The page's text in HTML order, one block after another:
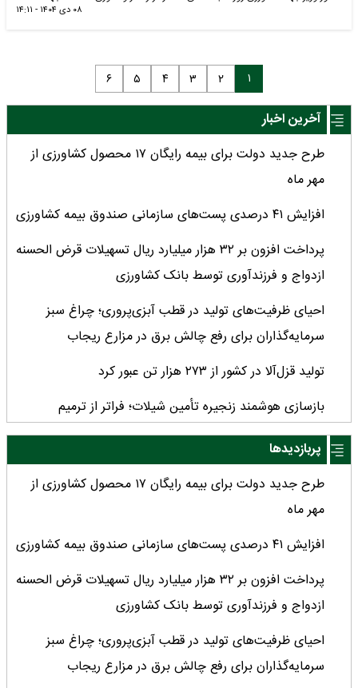
۰۸ دی ۱۴۰۴ - ۱۴:۱۱
۱ ۲ ۳ ۴ ۵ ۶
آخرین اخبار
طرح جدید دولت برای بیمه رایگان ۱۷ محصول کشاورزی از
مهر ماه
افزایش ۴۱ درصدی پست‌های سازمانی صندوق بیمه کشاورزی
پرداخت افزون بر ۳۲ هزار میلیارد ریال تسهیلات قرض الحسنه
ازدواج و فرزندآوری توسط بانک کشاورزی
احیای ظرفیت‌های تولید در قطب آبزی‌پروری؛ چراغ سبز
سرمایه‌گذاران برای رفع چالش برق در مزارع ریجاب
تولید قزل‌آلا در کشور از ۲۷۳ هزار تن عبور کرد
بازسازی هوشمند زنجیره تأمین شیلات؛ فراتر از ترمیم
زیرساخت‌ها
اقتدار یگان حفاظت در شمال کشور؛ عملیات موفق برای امنیت
غذایی ایران
کشور در دستان ناوگان آب‌های دور
کشف و ضبط ۴۵۰ تن فرآورده خام دامی منجمد در یک
سردخانه به دلیل انحراف دمای نگهداری از محدوده مجاز
انجام بیش از ۳ هزار و ۶۰۰ بازدید و نمونه‌برداری از واحدهای
پرورش طیور در آذربایجان شرقی
پربازدیدها
طرح جدید دولت برای بیمه رایگان ۱۷ محصول کشاورزی از
مهر ماه
افزایش ۴۱ درصدی پست‌های سازمانی صندوق بیمه کشاورزی
پرداخت افزون بر ۳۲ هزار میلیارد ریال تسهیلات قرض الحسنه
ازدواج و فرزندآوری توسط بانک کشاورزی
احیای ظرفیت‌های تولید در قطب آبزی‌پروری؛ چراغ سبز
سرمایه‌گذاران برای رفع چالش برق در مزارع ریجاب